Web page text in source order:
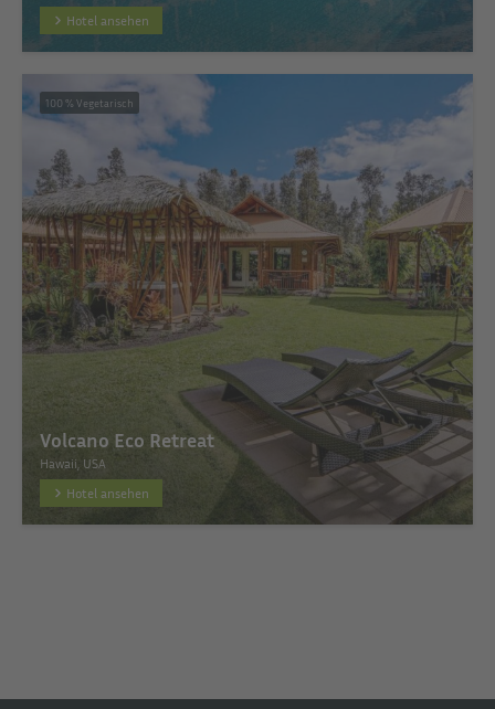
Hotel ansehen
100 % Vegetarisch
Volcano Eco Retreat
Hawaii, USA
Hotel ansehen